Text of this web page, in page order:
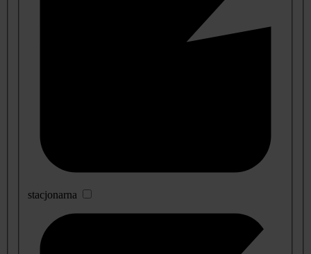
stacjonarna